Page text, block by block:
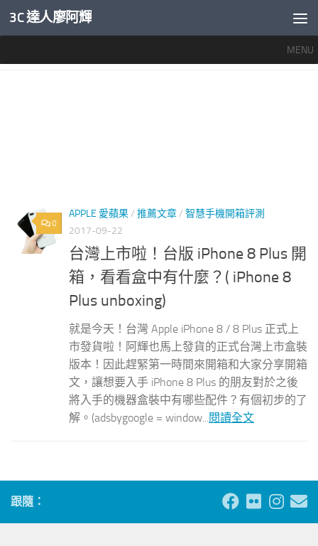
內文下方
3C 達人廖阿輝
MENU
0
APPLE 愛蘋果/ 推薦文章/ 智慧手機開箱評測
2017-09-22
台灣上市啦！台版 iPhone 8 Plus 開
箱，看看盒中有什麼？( iPhone 8
Plus unboxing)
就是今天！台灣 Apple iPhone 8 / 8 Plus 正式上
市發貨啦！阿輝也馬上發貨的正式台灣上市盒裝
版本！因此趕緊第一時間來開箱和大家分享開箱
文，讓想要入手 iPhone 8 Plus 的朋友對於之後
將入手的機器盒裝中有哪些配件？有個初步的了
解。(adsbygoogle = window...閱讀全文
跟隨：